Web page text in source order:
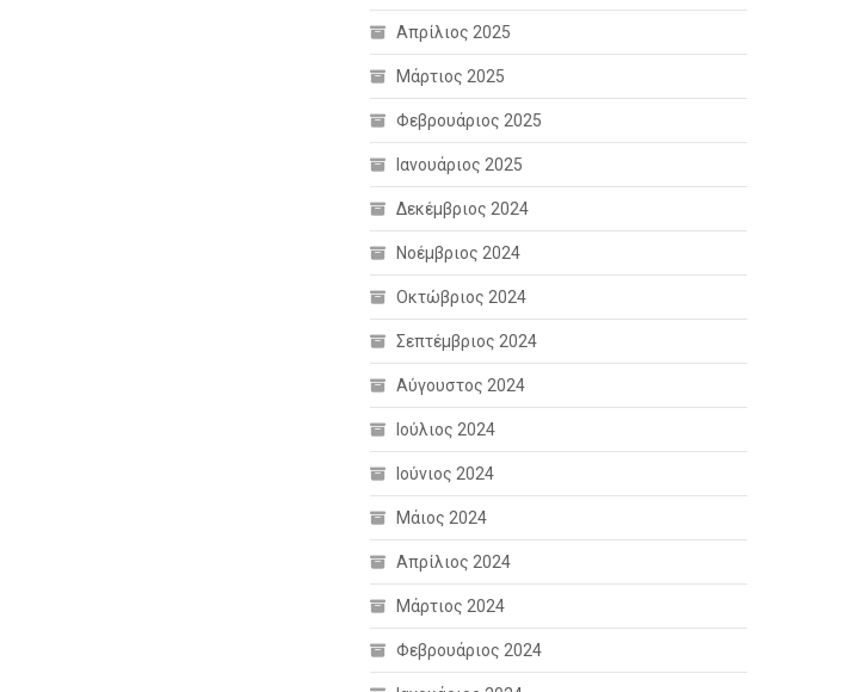
Απρίλιος 2025
Μάρτιος 2025
Φεβρουάριος 2025
Ιανουάριος 2025
Δεκέμβριος 2024
Νοέμβριος 2024
Οκτώβριος 2024
Σεπτέμβριος 2024
Αύγουστος 2024
Ιούλιος 2024
Ιούνιος 2024
Μάιος 2024
Απρίλιος 2024
Μάρτιος 2024
Φεβρουάριος 2024